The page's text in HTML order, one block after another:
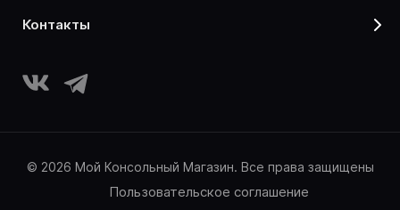
контакты
© 2026 Мой Консольный Магазин. Все права защищены
Пользовательское соглашение